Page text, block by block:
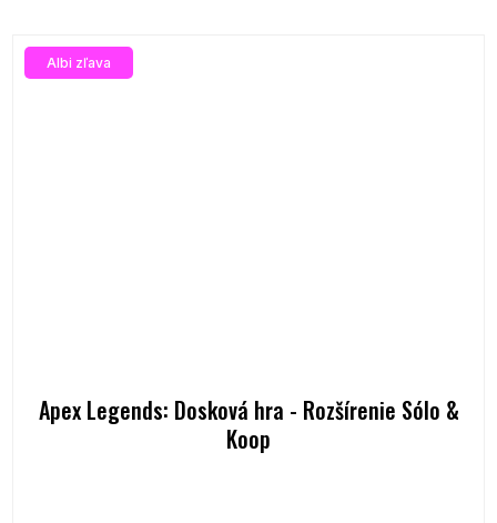
Albi zľava
Apex Legends: Dosková hra - Rozšírenie Sólo &
Koop